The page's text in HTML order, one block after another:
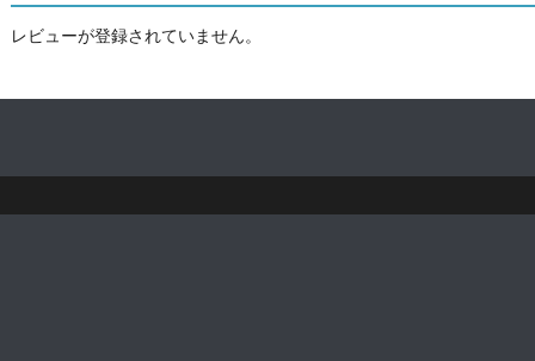
レビューが登録されていません。